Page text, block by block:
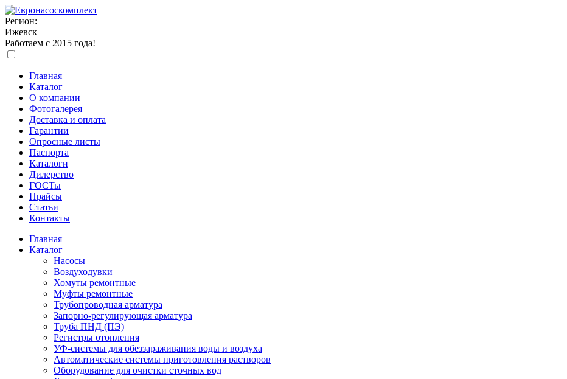
Регион:
Ижевск
Работаем с 2015 года!
Главная
Каталог
О компании
Фотогалерея
Доставка и оплата
Гарантии
Опросные листы
Паспорта
Каталоги
Дилерство
ГОСТы
Прайсы
Статьи
Контакты
Главная
Каталог
Насосы
Воздуходувки
Хомуты ремонтные
Муфты ремонтные
Трубопроводная арматура
Запорно-регулирующая арматура
Труба ПНД (ПЭ)
Регистры отопления
УФ-системы для обеззараживания воды и воздуха
Автоматические системы приготовления растворов
Оборудование для очистки сточных вод